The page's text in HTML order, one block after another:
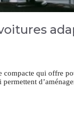
qui offre
permettent